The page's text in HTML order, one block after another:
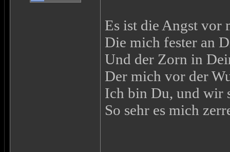
Es ist die Angst vor
Die mich fester an
Und der Zorn in
Der mich vor der
Ich bin Du, und wir
So sehr es mich